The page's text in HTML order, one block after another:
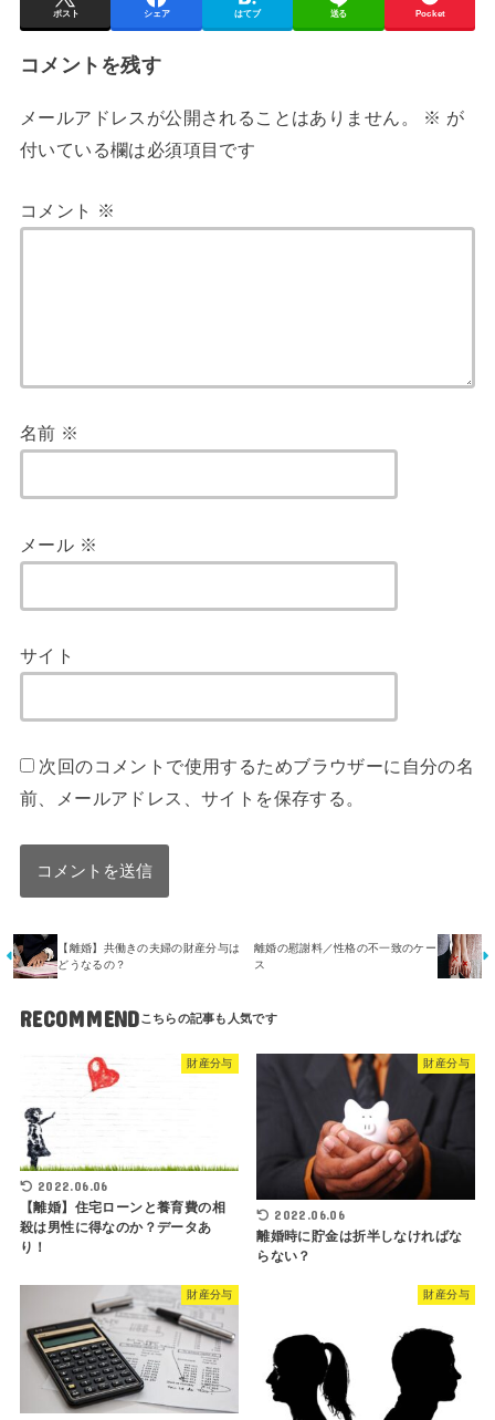
ポスト シェア はてブ 送る Pocket
コメントを残す
メールアドレスが公開されることはありません。 ※ が
付いている欄は必須項目です
コメント ※
名前 ※
メール ※
サイト
次回のコメントで使用するためブラウザーに自分の名
前、メールアドレス、サイトを保存する。
【離婚】共働きの夫婦の財産分与は
どうなるの？
離婚の慰謝料／性格の不一致のケー
ス
RECOMMEND
財産分与
2022.06.06
【離婚】住宅ローンと養育費の相
殺は男性に得なのか？データあ
り！
財産分与
2022.06.06
離婚時に貯金は折半しなければな
らない？
財産分与 財産分与